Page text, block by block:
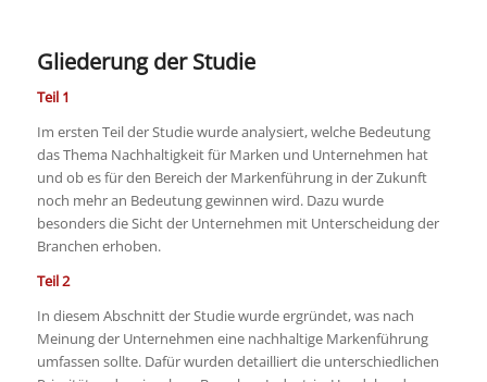
Gliederung der Studie
Teil 1
Im ersten Teil der Studie wurde analysiert, welche Bedeutung
das Thema Nachhaltigkeit für Marken und Unternehmen hat
und ob es für den Bereich der Markenführung in der Zukunft
noch mehr an Bedeutung gewinnen wird. Dazu wurde
besonders die Sicht der Unternehmen mit Unterscheidung der
Branchen erhoben.
Teil 2
In diesem Abschnitt der Studie wurde ergründet, was nach
Meinung der Unternehmen eine nachhaltige Markenführung
umfassen sollte. Dafür wurden detailliert die unterschiedlichen